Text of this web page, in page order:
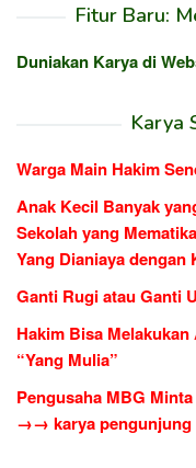
Fitur Baru:
Duniakan Karya di
Karya
Warga Main Hakim
Anak Kecil Banyak
Sekolah yang
Yang Dianiaya dengan
Ganti Rugi atau Ganti
Hakim Bisa
“Yang Mulia”
Pengusaha MBG
→→ karya pengunjung